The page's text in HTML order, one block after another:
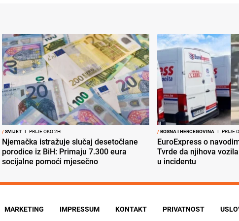
/SVIJET I PRIJE OKO 2H
Njemačka istražuje slučaj desetočlane
porodice iz BiH: Primaju 7.300 eura
socijalne pomoći mjesečno
/BOSNA I HERCEGOVINA I PRIJE
EuroExpress o
Tvrde da njihova
u incidentu
MARKETING IMPRESSUM KONTAKT PRIVATNOST